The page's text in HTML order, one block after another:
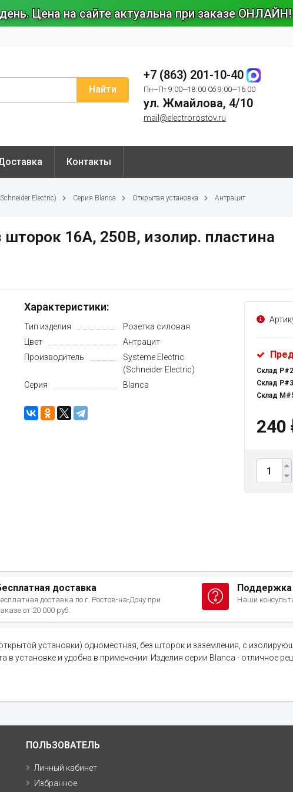
Цена на сайте актуальна при заказе ОНЛАЙН!
Найти
+7 (863) 201-10-40
Пн—Пт 9:00—18:00 Сб 9:00—16:00
ул. Жмайлова, 4/10
mail@electrorostov.ru
Контакты
Electric) Серия Blanca Открытая установка Антрацит
16А, 250В, изолир. пластина
Характеристики:
Тип изделия
Розетка силовая
Цвет
Антрацит
Производитель
Systeme Electric
(Schneider Electric)
Серия
Blanca
Склад
Склад
Склад
240
доставка
доставка по г. Ростов-на-Дону при
от 20 000 руб.
Поддержка
Наши
установки) одноместная, без шторок и заземления, с
в установке и удобна в применении. Изделия серии Blanca - отличное
ПОЛЬЗОВАТЕЛЬ
Личный кабинет
Избранное